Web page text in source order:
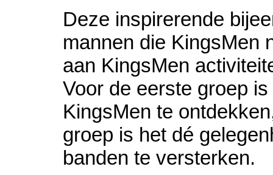
Deze inspirerende
mannen die KingsMen
aan KingsMen
Voor de eerste groep
KingsMen te
groep is het dé
banden te versterken.